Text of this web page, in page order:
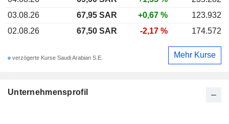
Unternehmensprofil
03.08.26
67,95 SAR +0,67 %
123.932
02.08.26
67,50 SAR -2,17 % 174.572
verzögerte Kurse Saudi Arabian S.E. Mehr Kurse